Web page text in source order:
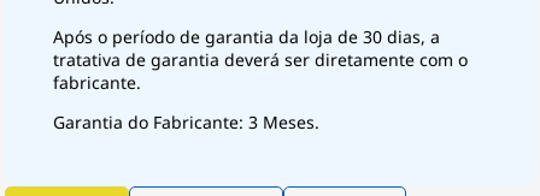
Após o período de garantia da loja de 30 dias, a
tratativa de garantia deverá ser diretamente com o
fabricante.
Garantia do Fabricante: 3 Meses.